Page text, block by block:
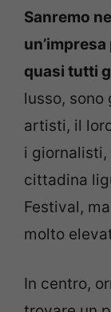
Sanremo
quasi tutti
lusso,
artisti, il
i giornalisti,
cittadina
Festival,
molto
In centro,